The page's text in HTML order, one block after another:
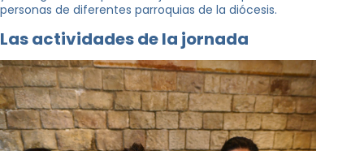
personas de diferentes parroquias de la diócesis.
Las actividades de la jornada